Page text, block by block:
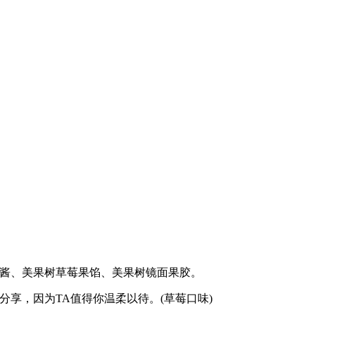
、美果树草莓果馅、美果树镜面果胶。
享，因为TA值得你温柔以待。(草莓口味)